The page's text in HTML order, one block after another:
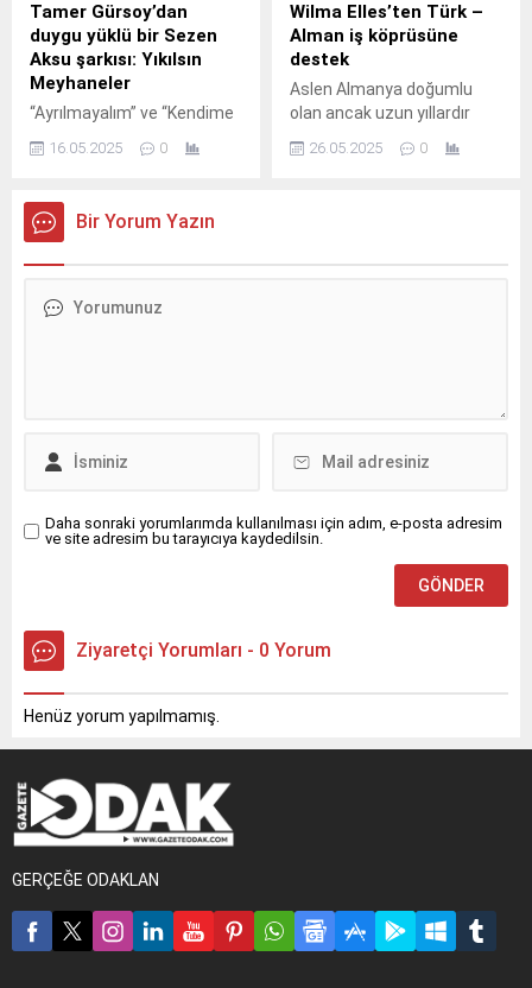
Tamer Gürsoy’dan
duygu yüklü bir Sezen
Aksu şarkısı: Yıkılsın
Meyhaneler
“Ayrılmayalım” ve “Kendime
dikkatleri üzerine çeken
Gürsoy, Türk müziğinin usta
ismi Sezen Aksu’nun söz ve
dinleyicileriyle buluşuyor.
16.05.2025 0
Wilma Elles’ten Türk –
Alman iş köprüsüne
destek
Aslen Almanya doğumlu
olan ancak uzun yıllardır
eden ve çocuklarını bir Türk
26.05.2025 0
Bir Yorum Yazın
Daha sonraki yorumlarımda kullanılması için adım, e-posta adresim
ve site adresim bu tarayıcıya kaydedilsin.
Ziyaretçi Yorumları - 0 Yorum
Henüz yorum yapılmamış.
GERÇEĞE ODAKLAN